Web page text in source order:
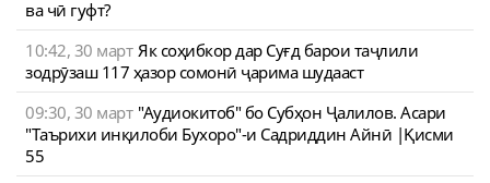
ва чӣ гуфт?
10:42, 30 март Як соҳибкор дар Суғд барои таҷлили
зодрӯзаш 117 ҳазор сомонӣ ҷарима шудааст
09:30, 30 март "Аудиокитоб" бо Субҳон Ҷалилов. Асари
"Таърихи инқилоби Бухоро"-и Садриддин Айнӣ |Қисми
55